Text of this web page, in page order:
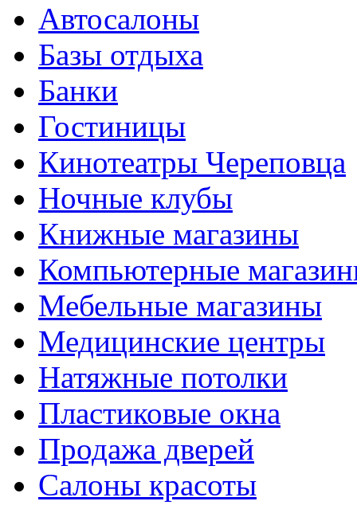
Автосалоны
Базы отдыха
Банки
Гостиницы
Кинотеатры Череповца
Ночные клубы
Книжные магазины
Компьютерные
Мебельные магазины
Медицинские центры
Натяжные потолки
Пластиковые окна
Продажа дверей
Салоны красоты